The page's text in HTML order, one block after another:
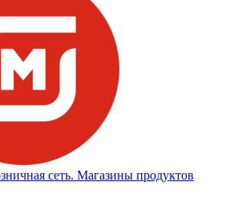
сеть. Магазины продуктов